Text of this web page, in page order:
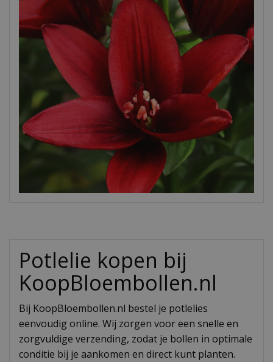
Potlelie kopen bij
KoopBloembollen.nl
Bij KoopBloembollen.nl bestel je potlelies
eenvoudig online. Wij zorgen voor een snelle en
zorgvuldige verzending, zodat je bollen in optimale
conditie bij je aankomen en direct kunt planten.